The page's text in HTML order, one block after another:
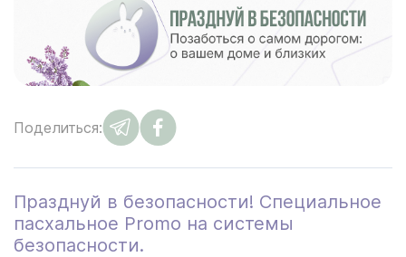
Поделиться:
Празднуй в безопасности! Специальное
пасхальное Promo на системы
безопасности.